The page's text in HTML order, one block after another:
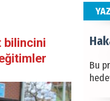
bilincini
Bu